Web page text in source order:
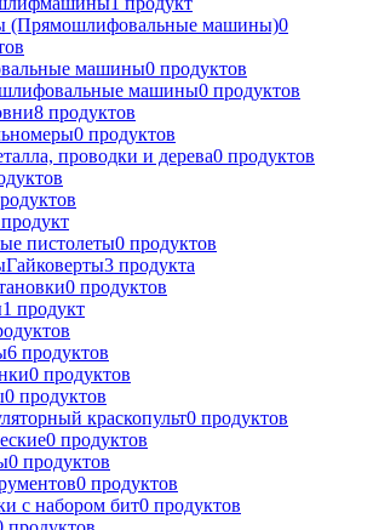
(Прямошлифовальные машины)0
машины0 продуктов
машины0 продуктов
8 продуктов
0 продуктов
проводки и дерева0 продуктов
продукт
пистолеты0 продуктов
Гайковерты3 продукта
0 продуктов
1 продукт
6 продуктов
0 продуктов
0 продуктов
краскопульт0 продуктов
0 продуктов
0 продуктов
0 продуктов
с набором бит0 продуктов